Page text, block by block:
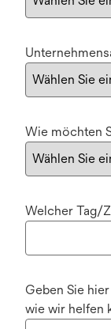
Wie möchten
Welcher Tag/
Geben Sie
wie wir helfen